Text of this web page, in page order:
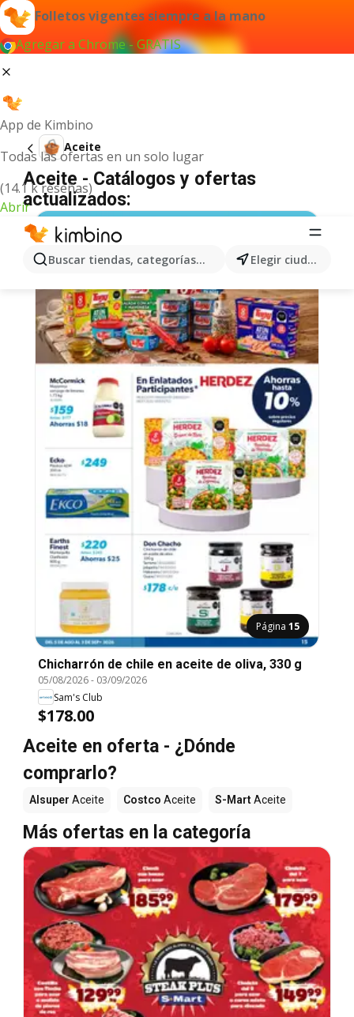
Folletos vigentes siempre a la mano
Agregar a Chrome - GRATIS
App de Kimbino
Todas las ofertas en un solo lugar
(14.1 k reseñas)
Abrir
Buscar tiendas, categorías, productos... Elegir ciudad
Aceite
Aceite - Catálogos y ofertas
actualizados:
Página 15
Chicharrón de chile en aceite de oliva, 330 g
05/08/2026- 03/09/2026
Sam's Club
$178.00
Aceite en oferta - ¿Dónde
comprarlo?
Alsuper Aceite Costco Aceite S-MartAceite
Más ofertas en la categoría